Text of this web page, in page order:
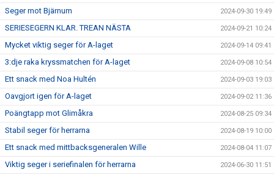
Seger mot Bjärnum 2024-09-30 19:49
SERIESEGERN KLAR. TREAN NÄSTA 2024-09-21 10:24
Mycket viktig seger för A-laget 2024-09-14 09:41
3:dje raka kryssmatchen för A-laget 2024-09-08 10:54
Ett snack med Noa Hultén 2024-09-03 19:03
Oavgjort igen för A-laget 2024-09-02 11:36
Poängtapp mot Glimåkra 2024-08-25 09:34
Stabil seger för herrarna 2024-08-19 10:00
Ett snack med mittbacksgeneralen Wille 2024-08-04 11:07
Viktig seger i seriefinalen för herrarna 2024-06-30 11:51